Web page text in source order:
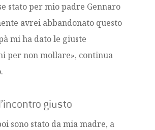
stato per mio padre Gennaro
avrei abbandonato questo
mi ha dato le giuste
per non mollare», continua
giusto
sono stato da mia madre, a